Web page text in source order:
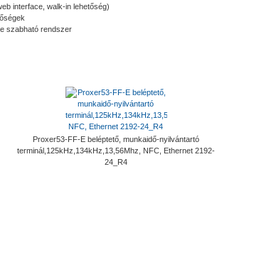
interface, walk-in lehetőség)
szabható rendszer
Proxer53-FF-E beléptető, munkaidő-nyilvántartó
terminál,125kHz,134kHz,13,56Mhz, NFC, Ethernet 2192-
24_R4